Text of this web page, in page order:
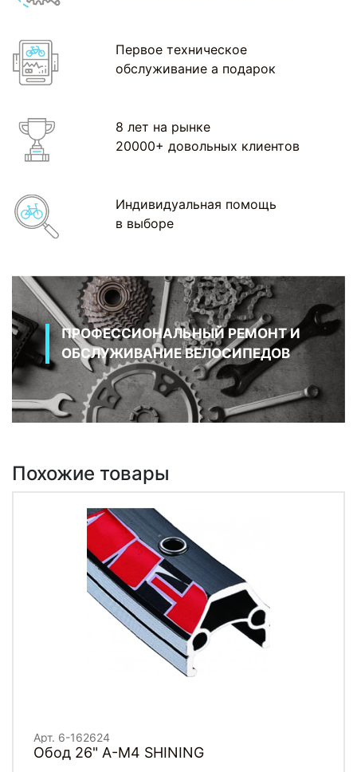
Первое техническое
обслуживание а подарок
8 лет на рынке
20000+ довольных клиентов
Индивидуальная помощь
в выборе
ПРОФЕССИОНАЛЬНЫЙ РЕМОНТ И
ОБСЛУЖИВАНИЕ ВЕЛОСИПЕДОВ
Похожие товары
Арт. 6-162624
Обод 26" A-M4 SHINING